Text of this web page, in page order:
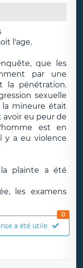
l'age.
que les
par une
la pénétration.
sexuelle
la mineure était
eu peur de
est en
y a eu violence
plainte a été
les examens
a été utile
0